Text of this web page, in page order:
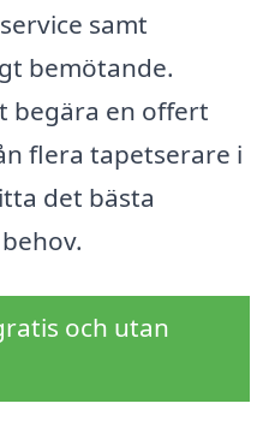
samt
bemötande.
begära en offert
flera tapetserare i
det bästa
och utan